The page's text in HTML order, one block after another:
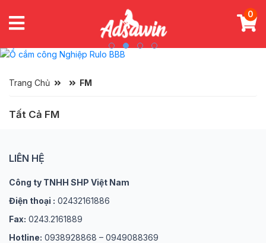
0
Trang Chủ FM
Tất Cả FM
LIÊN HỆ
Công ty TNHH SHP Việt Nam
Điện thoại : 02432161886
Fax: 0243.2161889
Hotline: 0938928868 – 0949088369